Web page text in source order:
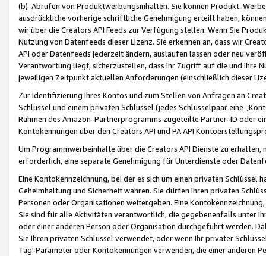
(b) Abrufen von Produktwerbungsinhalten. Sie können Produkt-
ausdrückliche vorherige schriftliche Genehmigung erteilt haben,
wir über die Creators API Feeds zur Verfügung stellen. Wenn Sie
Nutzung von Datenfeeds dieser Lizenz. Sie erkennen an, dass wir
API oder Datenfeeds jederzeit ändern, auslaufen lassen oder neu
Verantwortung liegt, sicherzustellen, dass Ihr Zugriff auf die und Ihre
jeweiligen Zeitpunkt aktuellen Anforderungen (einschließlich dieser
Zur Identifizierung Ihres Kontos und zum Stellen von Anfragen an
Schlüssel und einem privaten Schlüssel (jedes Schlüsselpaar eine
Rahmen des Amazon-Partnerprogramms zugeteilte Partner-ID oder
Kontokennungen über den Creators API und PA API
Um Programmwerbeinhalte über die Creators API Dienste zu
erforderlich, eine separate Genehmigung für Unterdienste oder
Eine Kontokennzeichnung, bei der es sich um einen privaten
Geheimhaltung und Sicherheit wahren. Sie dürfen Ihren privaten
Personen oder Organisationen weitergeben. Eine
Sie sind für alle Aktivitäten verantwortlich, die gegebenenfalls unter
oder einer anderen Person oder Organisation durchgeführt werden.
Sie Ihren privaten Schlüssel verwendet, oder wenn Ihr privater
Tag-Parameter oder Kontokennungen verwenden, die einer anderen